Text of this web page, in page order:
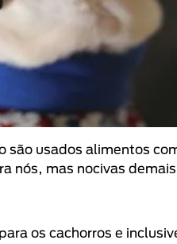
usados alimentos
nós, mas nocivas
os cachorros e